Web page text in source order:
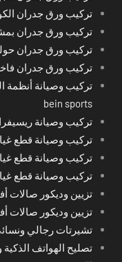
تركيب ورق جدران
تركيب ورق جدران
تركيب ورق جدران
تركيب ورق جدران
تركيب وصيانة أنظمة
bein sports
تركيب وصيانة
تركيب وصيانة قطع
تركيب وصيانة قطع
تركيب وصيانة قطع
تزيين وديكور صالات
تزيين وديكور صالات
تشيرتات رجالي
تصليح الهواتف